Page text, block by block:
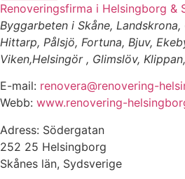
Renoveringsfirma i Helsingborg &
Byggarbeten i Skåne, Landskrona,
Hittarp, Pålsjö, Fortuna, Bjuv,
Viken,Helsingör , Glimslöv,
E-mail: renovera@renovering-
Webb: www.renovering-
Adress: Södergatan
252 25 Helsingborg
Skånes län, Sydsverige